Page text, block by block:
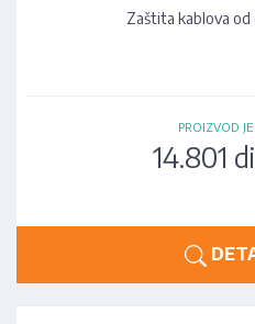
Zaštita kablova od
PROIZVOD
14.801